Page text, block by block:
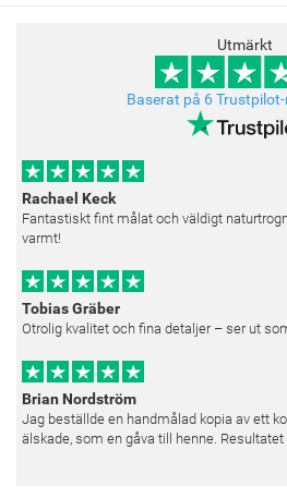
Utmärkt
Baserat på 6
Rachael Keck
Fantastiskt fint målat och väldigt
varmt!
Tobias Gräber
Otrolig kvalitet och fina detaljer – ser ut
Brian Nordström
Jag beställde en handmålad kopia av ett
älskade, som en gåva till henne.